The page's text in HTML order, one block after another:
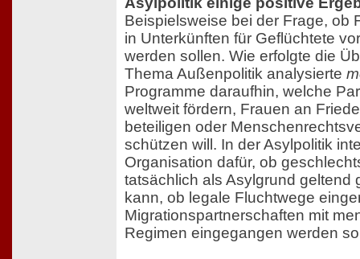
Beispielsweise bei der Frage, ob
in Unterkünften für Geflüchtete
werden sollen. Wie erfolgte die
Thema Außenpolitik analysierte
Programme daraufhin, welche
weltweit fördern, Frauen an
beteiligen oder
schützen will. In der Asylpolitik
Organisation dafür, ob
tatsächlich als Asylgrund geltend
kann, ob legale Fluchtwege
Migrationspartnerschaften mit
Regimen eingegangen werden